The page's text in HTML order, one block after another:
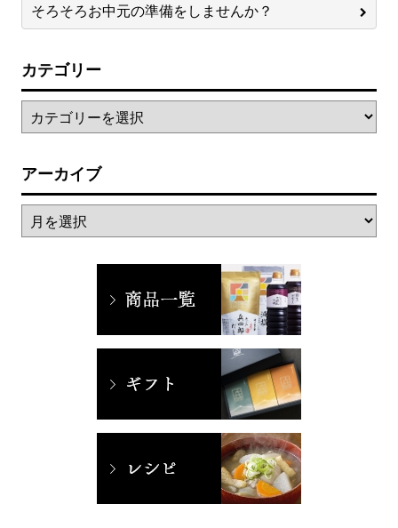
そろそろお中元の準備をしませんか？
カテゴリー
アーカイブ